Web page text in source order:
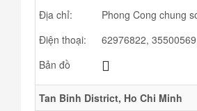
Địa chỉ:
Phong Cong chung
Điện thoại:
62976822,
Bản đồ
Tan Binh District, Ho Chi Minh